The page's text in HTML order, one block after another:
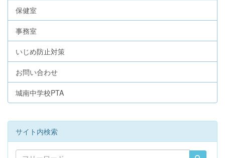
保健室
事務室
いじめ防止対策
お問い合わせ
城南中学校PTA
サイト内検索